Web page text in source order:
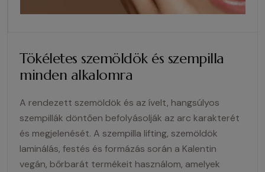
Tökéletes szemöldök és szempilla
minden alkalomra
A rendezett szemöldök és az ívelt, hangsúlyos
szempillák döntően befolyásolják az arc karakterét
és megjelenését. A szempilla lifting, szemöldök
laminálás, festés és formázás során a Kalentin
vegán, bőrbarát termékeit használom, amelyek